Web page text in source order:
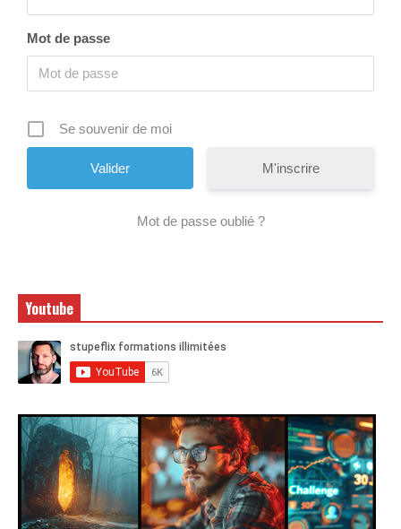
Mot de passe
Se souvenir de moi
M'inscrire
Mot de passe oublié ?
Youtube